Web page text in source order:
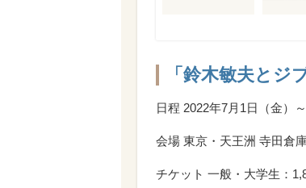
「鈴木敏夫とジ
日程 2022年7月1日（金）
会場 東京・天王洲 寺田倉
チケット 一般・大学生：